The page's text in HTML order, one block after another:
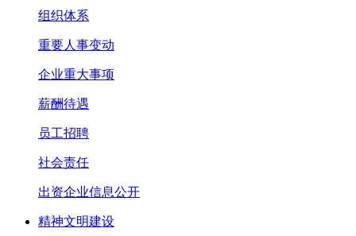
组织体系
重要人事变动
企业重大事项
薪酬待遇
员工招聘
社会责任
出资企业信息公开
精神文明建设